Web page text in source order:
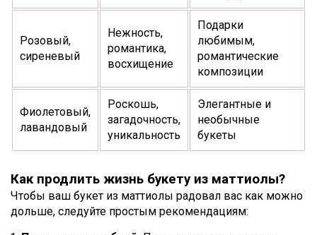
Розовый,
сиреневый
Нежность,
романтика,
восхищение
Подарки
любимым,
романтические
композиции
Фиолетовый,
лавандовый
Роскошь,
загадочность,
уникальность
Элегантные и
необычные
букеты
Как продлить жизнь букету из маттиолы?
Чтобы ваш букет из маттиолы радовал вас как можно
дольше, следуйте простым рекомендациям: